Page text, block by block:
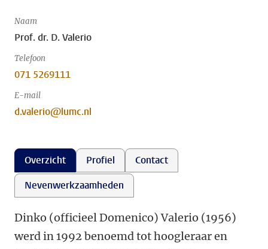
Naam
Prof. dr. D. Valerio
Telefoon
071 5269111
E-mail
d.valerio@lumc.nl
Overzicht Profiel
Contact
Nevenwerkzaamheden
Dinko (officieel Domenico) Valerio (1956)
werd in 1992 benoemd tot hoogleraar en